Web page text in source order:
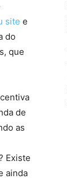
site e
do
que
de
as
Existe
ainda